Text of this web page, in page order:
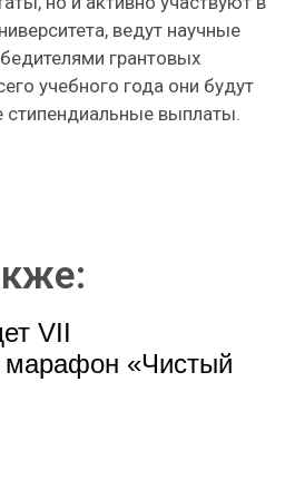
ведут научные
грантовых
учебного года они будут
выплаты.
VII
«Чистый